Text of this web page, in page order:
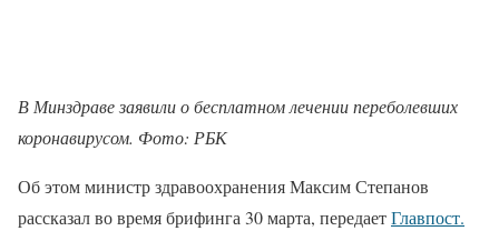
В Минздраве заявили о бесплатном лечении переболевших
коронавирусом. Фото: РБК
Об этом министр здравоохранения Максим Степанов
рассказал во время брифинга 30 марта, передаетГлавпост.